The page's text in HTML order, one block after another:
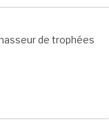
de trophées